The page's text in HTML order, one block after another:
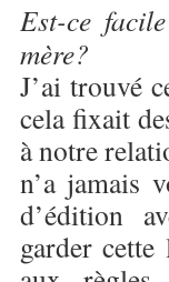
Est-ce
mère?
J’ai trouvé
cela fixait
à notre
n’a jamais
d’édition
garder